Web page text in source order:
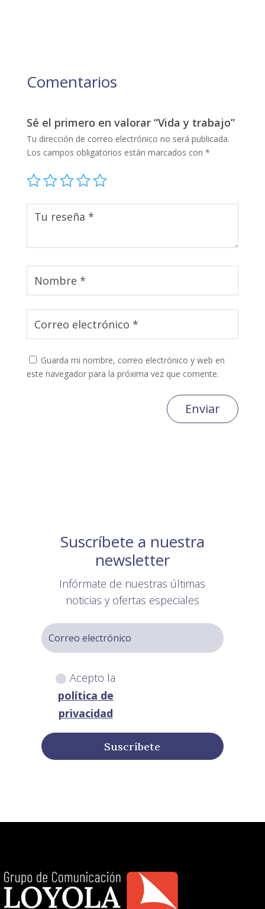
Comentarios
Sé el primero en valorar “Vida y trabajo”
Tu dirección de correo electrónico no será publicada.
Los campos obligatorios están marcados con *
Guarda mi nombre, correo electrónico y web en
este navegador para la próxima vez que comente.
Enviar
Suscríbete a nuestra
newsletter
Infórmate de nuestras últimas
noticias y ofertas especiales
Acepto la
política de
privacidad
Suscríbete